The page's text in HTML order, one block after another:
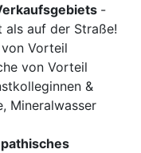
-
als auf der Straße!
Vorteil
von Vorteil
&
Mineralwasser